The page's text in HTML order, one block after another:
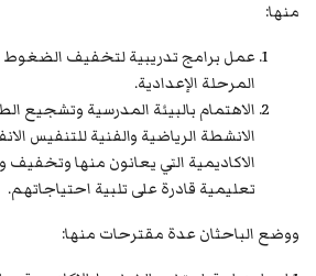
منها:
عمل برامج تدريبية لتخفيف الضغوط
المرحلة الإعدادية.
الاهتمام بالبيئة المدرسية وتشجيع
الانشطة الرياضية والفنية للتنفيس
الاكاديمية التي يعانون منها وتخفيف
تعليمية قادرة على تلبية احتياجاتهم.
ووضع الباحثان عدة مقترحات منها: